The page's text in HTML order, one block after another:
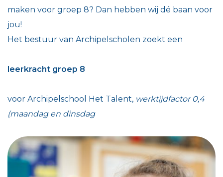
maken voor groep 8? Dan hebben wij dé baan voor
jou!
Het bestuur van Archipelscholen zoekt een
leerkracht groep 8
voor Archipelschool Het Talent, werktijdfactor 0,4
(maandag en dinsdag